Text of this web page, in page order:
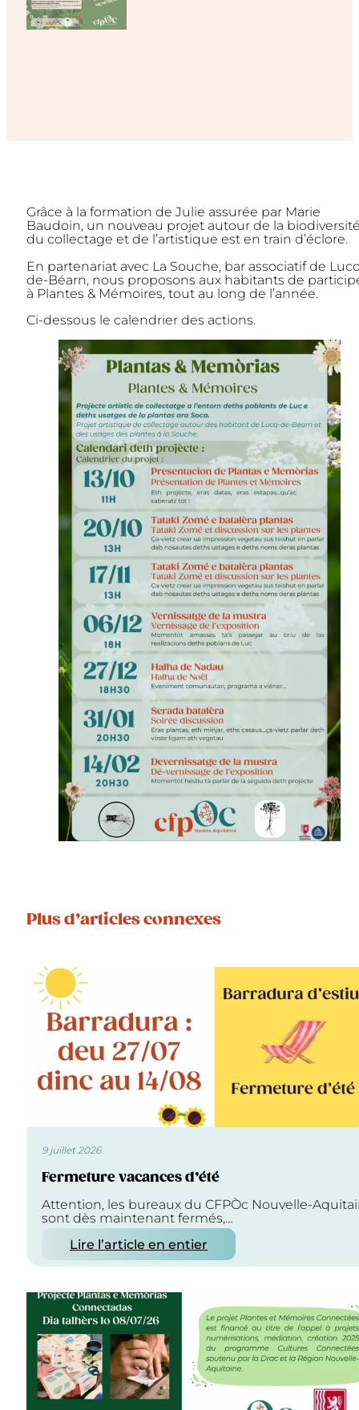
Grâce à la formation de Julie assurée par Marie
Baudoin, un nouveau projet autour de la
du collectage et de l’artistique est en train d’éclore.
En partenariat avec La Souche, bar associatif de
de-Béarn, nous proposons aux habitants de
à Plantes & Mémoires, tout au long de l’année.
Ci-dessous le calendrier des actions.
Plus d’articles connexes
9 juillet 2026
Fermeture vacances d’été
Attention, les bureaux du CFPÒc Nouvelle-
sont dès maintenant fermés,…
Lire l’article en entier